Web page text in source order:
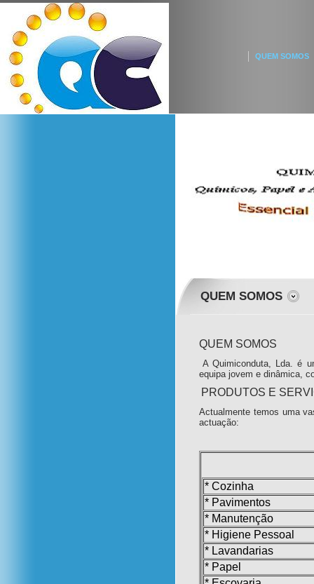
QUEM SOMOS
QUEM SOMOS
QUEM SOMOS
A Quimiconduta, Lda. é
equipa jovem e dinâmica,
PRODUTOS E
Actualmente temos uma
actuação:
* Cozinha
* Pavimentos
* Manutenção
* Higiene Pessoal
* Lavandarias
* Papel